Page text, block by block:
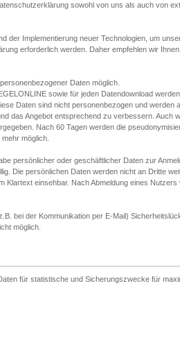
sowohl von uns als auch von
der Implementierung neuer Technologien, um
erforderlich werden. Daher empfehlen wir
Daten möglich.
sowie für jeden Datendownload
Daten sind nicht personenbezogen und werden
das Angebot entsprechend zu verbessern. Auch
Nach 60 Tagen werden die
möglich.
persönlicher oder geschäftlicher Daten zur
Die persönlichen Daten werden nicht an Dritte
einsehbar. Nach Abmeldung eines
bei der Kommunikation per E-Mail)
möglich.
für statistische und Sicherungszwecke für